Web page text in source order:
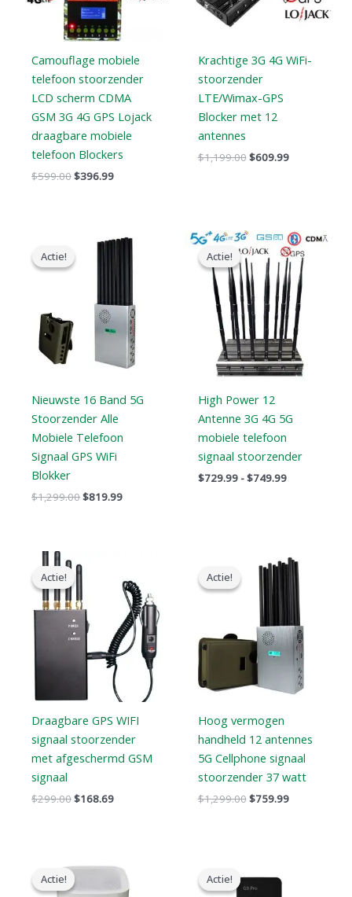
Camouflage mobiele
telefoon stoorzender
LCD scherm CDMA
GSM 3G 4G GPS Lojack
draagbare mobiele
telefoon Blockers
$599.00$396.99
Krachtige 3G 4G WiFi-
stoorzender
LTE/Wimax-GPS
Blocker met 12
antennes
$1,199.00$609.99
Actie!
Actie!
Nieuwste 16 Band 5G
Stoorzender Alle
Mobiele Telefoon
Signaal GPS WiFi
Blokker
$1,299.00
Oorspronkelijke
$1,299.00.
$819.99
Huidige
prijs
Actie!
Actie!
High Power 12
Antenne 3G 4G 5G
mobiele telefoon
signaal stoorzender
$729.99 -$749.99
Prijsklasse:
$729.99
tot
$749.99
Actie!
Actie!
Draagbare GPS WIFI
signaal stoorzender
met afgeschermd GSM
signaal
$299.00
prijs
was:
$299.00.
$168.69
is:
$168.69.
Actie!
Actie!
Hoog vermogen
handheld 12 antennes
5G Cellphone signaal
stoorzender 37 watt
$1,299.00
Oorspronkelijke
prijs
was:
$1,299.00.
$759.99
Huidige
prijs
is:
$759.99.
Actie!
Actie! Actie!
Actie! was:
is: